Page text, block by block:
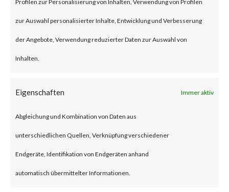
Profilen zur Personalisierung von Inhalten, Verwendung von Profilen
zur Auswahl personalisierter Inhalte, Entwicklung und Verbesserung
der Angebote, Verwendung reduzierter Daten zur Auswahl von
Inhalten.
Eigenschaften Immer aktiv
Abgleichung und Kombination von Daten aus
unterschiedlichen Quellen, Verknüpfung verschiedener
Endgeräte, Identifikation von Endgeräten anhand
automatisch übermittelter Informationen.
on Oct 10, 2023, the largest
requests per second. CISA has
also released an
advisory for this DDoS attack on